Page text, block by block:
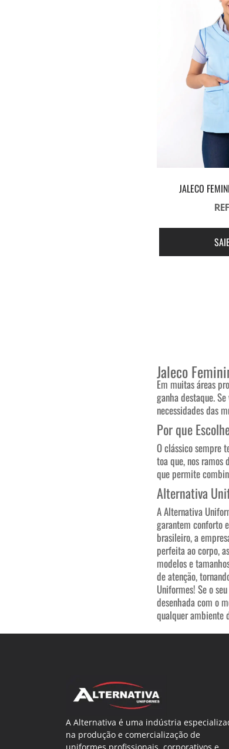
JALECO
Jaleco
Em muitas áreas
ganha destaque.
necessidades das
Por que
O clássico sempre
toa que, nos ramos
que permite
Alternativa
A Alternativa
garantem conforto
brasileiro, a
perfeita ao corpo,
modelos e
de atenção,
Uniformes! Se o
desenhada com o
qualquer ambiente
A Alternativa é uma indústria
na produção e comercialização de